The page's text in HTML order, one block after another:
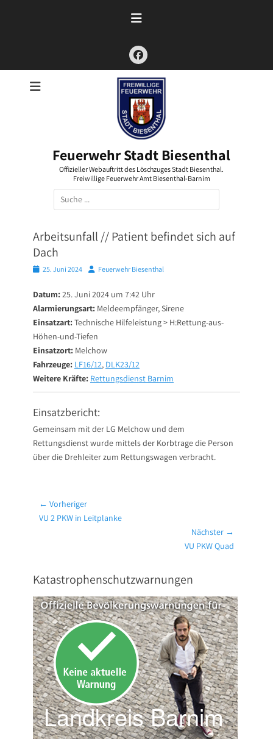
Facebook
Feuerwehr Stadt Biesenthal
Offizieller Webauftritt des Löschzuges Stadt Biesenthal.
Freiwillige Feuerwehr Amt Biesenthal-Barnim
Suchen
nach:
Arbeitsunfall // Patient befindet sich auf
Dach
Posted25. Juni 2024 AutorFeuerwehr Biesenthal
Datum: 25. Juni 2024 um 7:42 Uhr
Alarmierungsart: Meldeempfänger, Sirene
Einsatzart: Technische Hilfeleistung > H:Rettung-aus-
Höhen-und-Tiefen
Einsatzort: Melchow
Fahrzeuge: LF16/12, DLK23/12
Weitere Kräfte: Rettungsdienst Barnim
Einsatzbericht:
Gemeinsam mit der LG Melchow und dem
Rettungsdienst wurde mittels der Korbtrage die Person
über die Drehleiter zum Rettungswagen verbracht.
Beitragsnavigation
← Vorheriger
Vorheriger
VU 2 PKW in Leitplanke
Nächster →
VU PKW Quad
Katastrophenschutzwarnungen